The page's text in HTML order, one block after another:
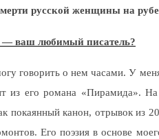
русской женщины на
— ваш любимый писатель?
говорить о нем часами. У
из его романа «Пирамида».
покаянный канон, отрывок из
Его поэзия в основе